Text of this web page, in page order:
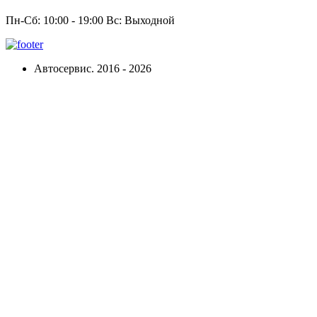
Пн-Сб: 10:00 - 19:00 Вс: Выходной
Автосервис. 2016 - 2026